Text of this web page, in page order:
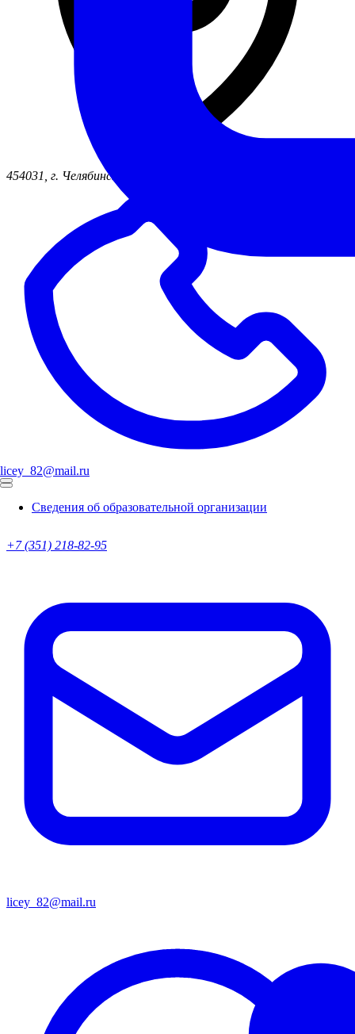
licey_82@mail.ru
Сведения об образовательной организации
454031, г. Челябинск ул. Жукова, д. 46б
+7 (351) 218-82-95
licey_82@mail.ru